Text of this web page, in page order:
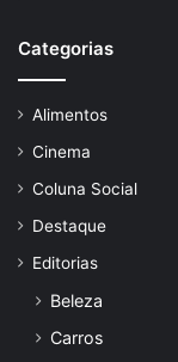
Categorias
Alimentos
Cinema
Coluna Social
Destaque
Editorias
Beleza
Carros